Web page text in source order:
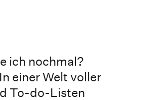
ich nochmal?
einer Welt voller
To-do-Listen